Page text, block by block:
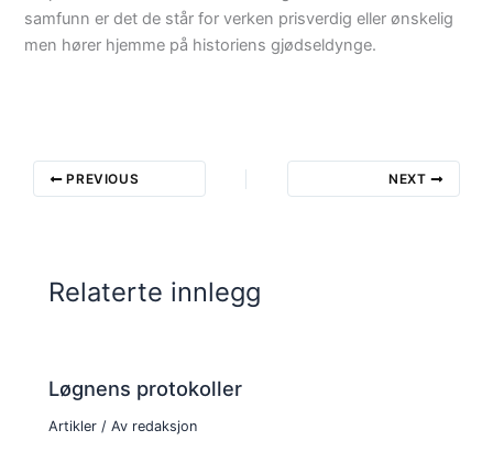
samfunn er det de står for verken prisverdig eller ønskelig
men hører hjemme på historiens gjødseldynge.
PREVIOUS NEXT
Relaterte innlegg
Løgnens protokoller
Artikler / Av redaksjon